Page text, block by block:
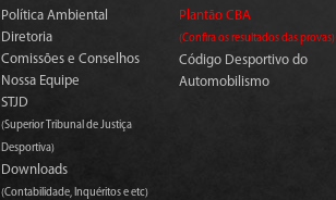
Política Ambiental
Diretoria
Comissões e Conselhos
Nossa Equipe
STJD
(Superior Tribunal de Justiça
Desportiva)
Downloads
(Contabilidade, Inquéritos e etc)
Plantão CBA
(Confira os resultados das provas)
Código Desportivo do
Automobilismo